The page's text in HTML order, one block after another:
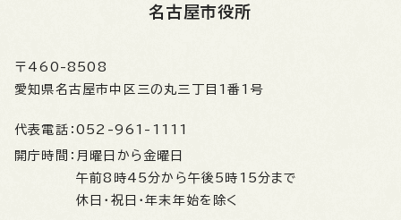
名古屋市役所
〒460-8508
愛知県名古屋市中区三の丸三丁目1番1号
代表電話： 052-961-1111
開庁時間： 月曜日から金曜日
午前8時45分から午後5時15分まで
休日・祝日・年末年始を除く